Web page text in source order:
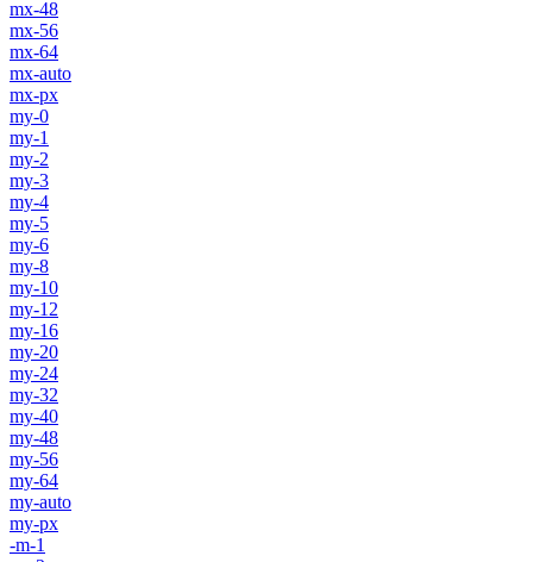
mx-48
mx-56
mx-64
mx-auto
mx-px
my-0
my-1
my-2
my-3
my-4
my-5
my-6
my-8
my-10
my-12
my-16
my-20
my-24
my-32
my-40
my-48
my-56
my-64
my-auto
my-px
-m-1